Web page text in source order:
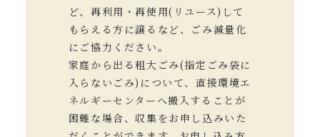
ど、再利用・再使用(リユース)して
もらえる方に譲るなど、ごみ減量化
にご協力ください。
家庭から出る粗大ごみ(指定ごみ袋に
入らないごみ)について、直接環境エ
ネルギーセンターへ搬入することが
困難な場合、収集をお申し込みいた